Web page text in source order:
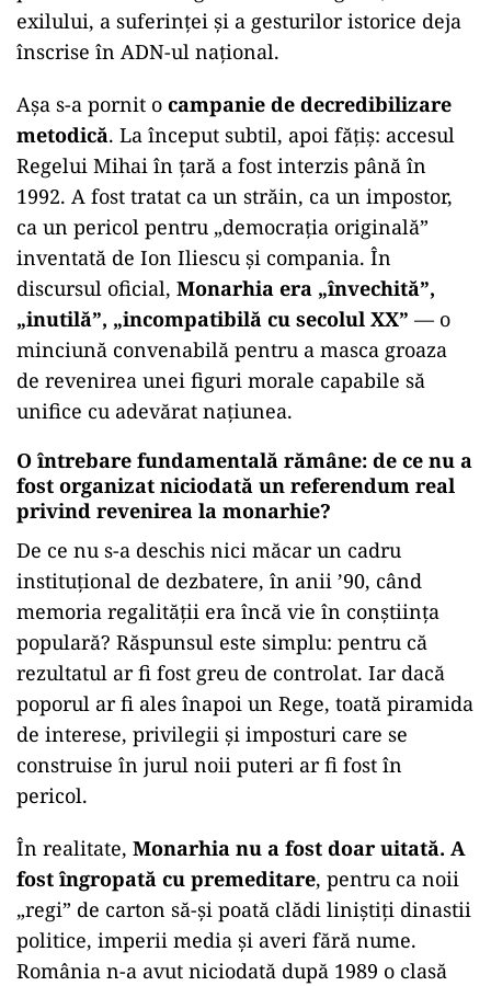
exilului, a suferinței și a gesturilor istorice deja
înscrise în ADN-ul național.
Așa s-a pornit o campanie de decredibilizare
metodică. La început subtil, apoi fățiș: accesul
Regelui Mihai în țară a fost interzis până în
1992. A fost tratat ca un străin, ca un impostor,
ca un pericol pentru „democrația originală”
inventată de Ion Iliescu și compania. În
discursul oficial, Monarhia era „învechită”,
„inutilă”, „incompatibilă cu secolul XX” — o
minciună convenabilă pentru a masca groaza
de revenirea unei figuri morale capabile să
unifice cu adevărat națiunea.
O întrebare fundamentală rămâne: de ce nu a
fost organizat niciodată un referendum real
privind revenirea la monarhie?
De ce nu s-a deschis nici măcar un cadru
instituțional de dezbatere, în anii ’90, când
memoria regalității era încă vie în conștiința
populară? Răspunsul este simplu: pentru că
rezultatul ar fi fost greu de controlat. Iar dacă
poporul ar fi ales înapoi un Rege, toată piramida
de interese, privilegii și imposturi care se
construise în jurul noii puteri ar fi fost în
pericol.
În realitate, Monarhia nu a fost doar uitată. A
fost îngropată cu premeditare, pentru ca noii
„regi” de carton să-și poată clădi liniștiți dinastii
politice, imperii media și averi fără nume.
România n-a avut niciodată după 1989 o clasă